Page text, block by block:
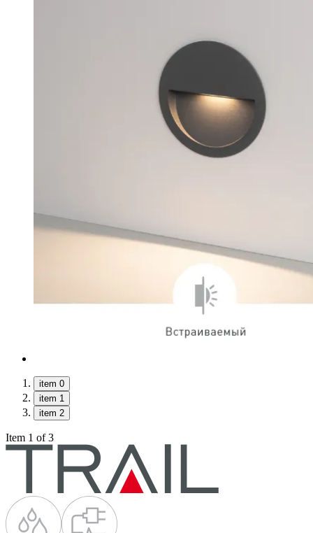
item 0
item 1
item 2
Item 1 of 3